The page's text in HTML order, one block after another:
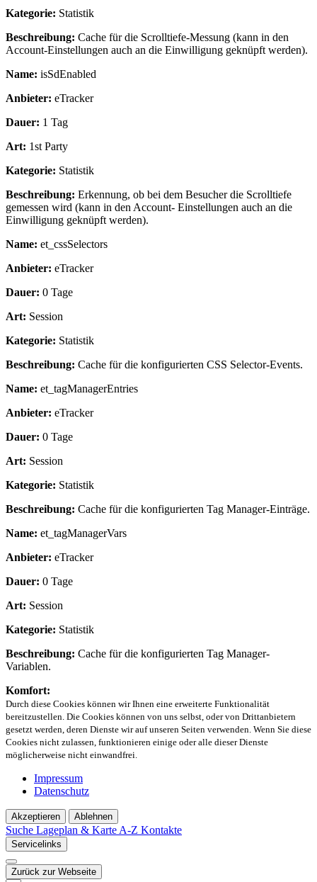
Kategorie: Statistik
Beschreibung: Cache für die Scrolltiefe-Messung (kann in den
Account-Einstellungen auch an die Einwilligung geknüpft werden).
Name: isSdEnabled
Anbieter: eTracker
Dauer: 1 Tag
Art: 1st Party
Kategorie: Statistik
Beschreibung: Erkennung, ob bei dem Besucher die Scrolltiefe
gemessen wird (kann in den Account- Einstellungen auch an die
Einwilligung geknüpft werden).
Name: et_cssSelectors
Anbieter: eTracker
Dauer: 0 Tage
Art: Session
Kategorie: Statistik
Beschreibung: Cache für die konfigurierten CSS Selector-Events.
Name: et_tagManagerEntries
Anbieter: eTracker
Dauer: 0 Tage
Art: Session
Kategorie: Statistik
Beschreibung: Cache für die konfigurierten Tag Manager-Einträge.
Name: et_tagManagerVars
Anbieter: eTracker
Dauer: 0 Tage
Art: Session
Kategorie: Statistik
Beschreibung: Cache für die konfigurierten Tag Manager-
Variablen.
Komfort:
Durch diese Cookies können wir Ihnen eine erweiterte Funktionalität
bereitzustellen. Die Cookies können von uns selbst, oder von Drittanbietern
gesetzt werden, deren Dienste wir auf unseren Seiten verwenden. Wenn Sie diese
Cookies nicht zulassen, funktionieren einige oder alle dieser Dienste
möglicherweise nicht einwandfrei.
Impressum
Datenschutz
Akzeptieren Ablehnen
Suche Lageplan & Karte A-Z Kontakte
Servicelinks
Zurück zur Webseite